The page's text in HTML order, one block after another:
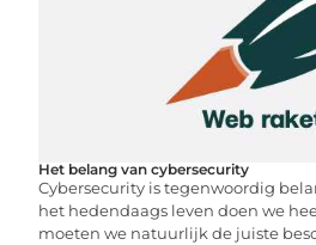
Het belang van cybersecurity
Cybersecurity is tegenwoordig
het hedendaags leven doen we
moeten we natuurlijk de juiste